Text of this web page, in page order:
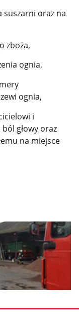
oraz na
zboża,
ognia,
ognia,
i
głowy oraz
na miejsce